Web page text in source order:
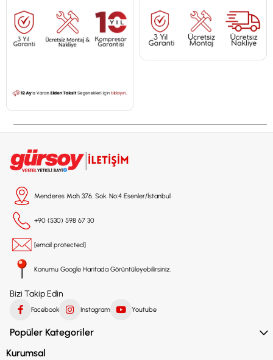
Menderes Mah 376. Sok. No:4 Esenler/İstanbul
+90 (530) 598 67 30
[email protected]
Konumu Google Haritada Görüntüleyebilirsiniz.
Bizi Takip Edin
Facebook Instagram Youtube
Popüler Kategoriler
Kurumsal